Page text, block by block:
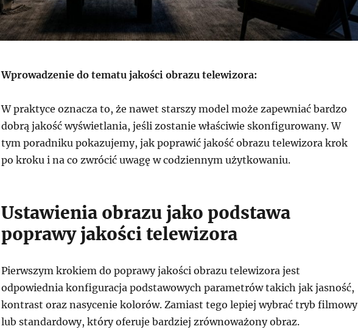
Wprowadzenie do tematu jakości obrazu telewizora:
W praktyce oznacza to, że nawet starszy model może zapewniać bardzo
dobrą jakość wyświetlania, jeśli zostanie właściwie skonfigurowany. W
tym poradniku pokazujemy, jak poprawić jakość obrazu telewizora krok
po kroku i na co zwrócić uwagę w codziennym użytkowaniu.
Ustawienia obrazu jako podstawa
poprawy jakości telewizora
Pierwszym krokiem do poprawy jakości obrazu telewizora jest
odpowiednia konfiguracja podstawowych parametrów takich jak jasność,
kontrast oraz nasycenie kolorów. Zamiast tego lepiej wybrać tryb filmowy
lub standardowy, który oferuje bardziej zrównoważony obraz.